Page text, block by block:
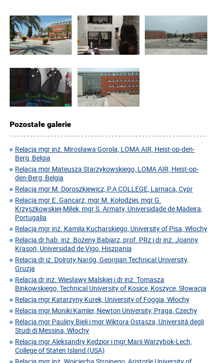
Pozostałe galerie
Relacja mgr inż. Mirosława Gorola, LOMA AIR, Heist-op-den-
Berg, Belgia
Relacja mgr Mateusza Starzykowskiego, LOMA AIR, Heist-op-
den-Berg, Belgia
Relacja mgr M. Doroszkiewicz, P.A COLLEGE, Larnaca, Cypr
Relacja mgr E. Gancarz, mgr M. Kołodziej, mgr G.
Krzyszkowskiej-Miłek, mgr S. Armaty, Universidade de Madeira,
Portugalia
Relacja mgr inż. Kamila Kucharskiego, University of Pisa, Włochy
Relacja dr hab. inż. Bożeny Babiarz, prof. PRz i dr inż. Joanny
Krasoń, Universidad de Vigo, Hiszpania
Relacja dr iż. Dolroty Naróg, Georgian Technical University,
Gruzja
Relacja dr inż. Wiesławy Malskiej i dr inż. Tomasza
Binkowskiego, Technical University of Kosice, Koszyce, Słowacja
Relacja mgr Katarzyny Kurek, University of Foggia, Włochy
Relacja mgr Moniki Kamler, Newton University, Praga, Czechy
Relacja mgr Pauliny Bieli i mgr Wiktora Ostasza, Università degli
Studi di Messina, Włochy
Relacja mgr Aleksandry Kędzior i mgr Marii Warzybok-Lech,
College of Staten Island (USA)